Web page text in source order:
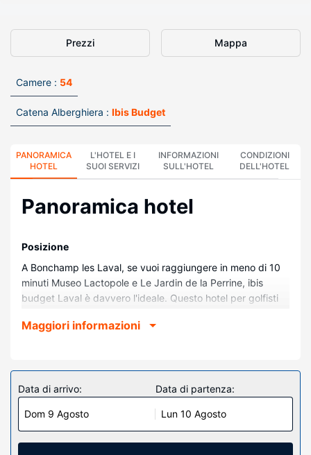
Prezzi Mappa
Camere : 54
Catena Alberghiera : Ibis Budget
PANORAMICA
HOTEL
L'HOTEL E I
SUOI SERVIZI
INFORMAZIONI
SULL'HOTEL
CONDIZIONI
DELL'HOTEL
Panoramica hotel
Posizione
A Bonchamp les Laval, se vuoi raggiungere in meno di 10
minuti Museo Lactopole e Le Jardin de la Perrine, ibis
budget Laval è davvero l'ideale. Questo hotel per golfisti
Cattedrale della Santissima Trinità.
Rilassati in una delle 54 camere della struttura, complete di
aria condizionata e TV a schermo piatto. Il Wi-Fi gratuito ti
consente di restare in contatto con il mondo, mentre la TV
con canali in digitale è l'ideale per concedersi un po' di
svago. I bagni dispongono di doccia e set di cortesia
gratuiti. I comfort includono scrivanie e quotidiani gratuiti,
Maggiori informazioni
Data di arrivo:
Dom 9 Agosto
Data di partenza:
Lun 10 Agosto